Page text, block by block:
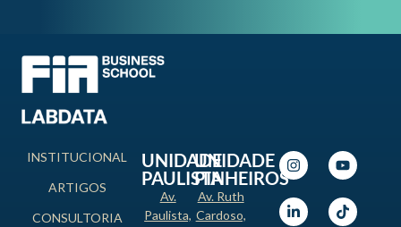
INSTITUCIONAL
ARTIGOS
CONSULTORIA
UNIDADE
PAULISTA
Av.
Paulista,
UNIDADE
PINHEIROS
Av. Ruth
Cardoso,